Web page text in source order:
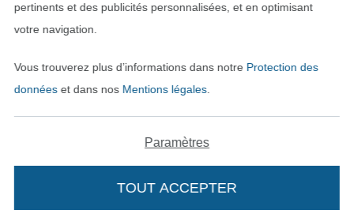
Deutsch
pertinents et des publicités personnalisées, et en optimisant
votre navigation.
Vous trouverez plus d’informations dans notre Protection des
donnéeset dans nos Mentions légales.
Paramètres
TOUT ACCEPTER